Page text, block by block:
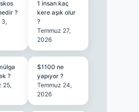
?
3,
1 insan kaç
kere aşık olur
?
Temmuz 27,
2026
?
25,
$1100 ne
yapıyor ?
Temmuz 24,
2026